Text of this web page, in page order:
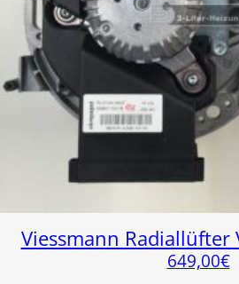
Viessmann Radiallüfter
649,00€